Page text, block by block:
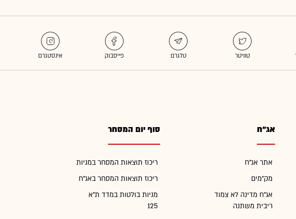
אג"ח
אתר אג"ח
מק"מים
אג"ח מדינה לא צמוד
ריבית משתנה
סוף יום המסחר
ריכוז תוצאות המסחר במניות
ריכוז תוצאות המסחר באג"ח
מניות בולטות במדד ת"א
125